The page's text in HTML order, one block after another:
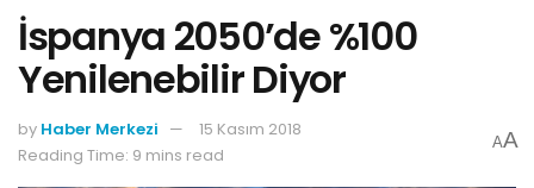
İspanya 2050’de %100
Yenilenebilir Diyor
by Haber Merkezi
15 Kasım 2018
Reading Time: 9 mins read
AA